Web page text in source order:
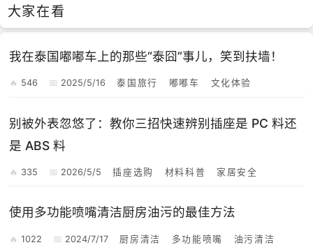
大家在看
我在泰国嘟嘟车上的那些“泰囧”事儿，笑到扶墙！
546 2025/5/16 泰国旅行 嘟嘟车 文化体验
别被外表忽悠了：教你三招快速辨别插座是 PC 料还
是 ABS 料
335 2026/5/5 插座选购 材料科普 家居安全
使用多功能喷嘴清洁厨房油污的最佳方法
1022 2024/7/17 厨房清洁 多功能喷嘴 油污清洁